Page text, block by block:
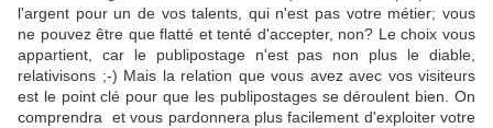
l'argent pour un de vos talents, qui n'est pas votre métier; vous
ne pouvez être que flatté et tenté d'accepter, non? Le choix vous
appartient, car le publipostage n'est pas non plus le diable,
relativisons ;-) Mais la relation que vous avez avec vos visiteurs
est le point clé pour que les publipostages se déroulent bien. On
comprendra et vous pardonnera plus facilement d'exploiter votre